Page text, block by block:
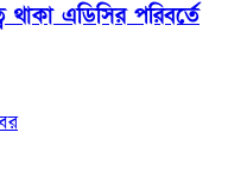
থাকা এডিসির পরিবর্তে